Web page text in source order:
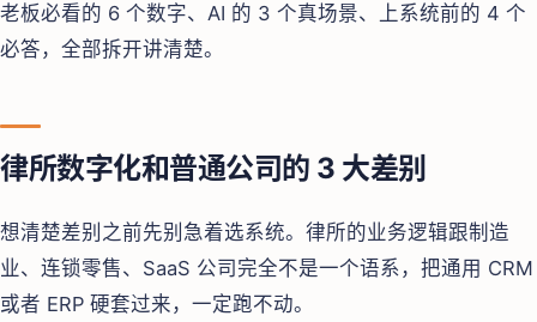
老板必看的 6 个数字、AI 的 3 个真场景、上系统前的 4 个
必答，全部拆开讲清楚。
律所数字化和普通公司的 3 大差别
想清楚差别之前先别急着选系统。律所的业务逻辑跟制造
业、连锁零售、SaaS 公司完全不是一个语系，把通用 CRM
或者 ERP 硬套过来，一定跑不动。